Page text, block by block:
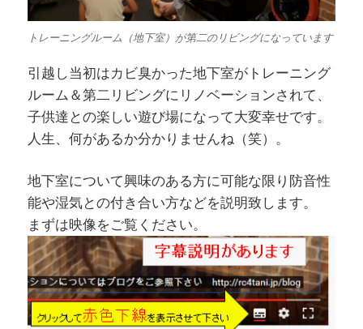
トレーニングルーム（地下室）が第二のリビングになっています
引越し当初はカビ臭かった地下室がトレーニング
ルーム＆第二リビングにリノベーションされて、
子供達との楽しい遊び場になって大変幸せです。
人生、何があるか分かりませんね（笑）。
地下室について興味のある方に可能な限り防音性
能や湿気との付き合い方などを説明致します。
まずは映像をご覧ください。